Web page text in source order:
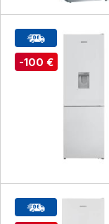
-100 €